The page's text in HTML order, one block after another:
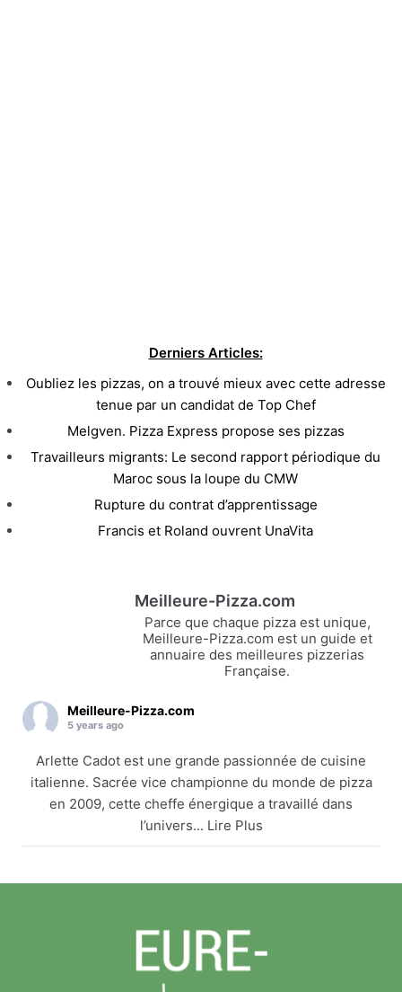
Derniers Articles:
Oubliez les pizzas, on a trouvé mieux avec cette adresse
tenue par un candidat de Top Chef
Melgven. Pizza Express propose ses pizzas
Travailleurs migrants: Le second rapport périodique du
Maroc sous la loupe du CMW
Rupture du contrat d’apprentissage
Francis et Roland ouvrent UnaVita
Meilleure-Pizza.com
Parce que chaque pizza est unique,
Meilleure-Pizza.com est un guide et
annuaire des meilleures pizzerias
Française.
Meilleure-Pizza.com
5 years ago
Arlette Cadot est une grande passionnée de cuisine
italienne. Sacrée vice championne du monde de pizza
en 2009, cette cheffe énergique a travaillé dans
l’univers... Lire Plus
meilleure-pizza.com
pizza en 2009, cette cheffe énergique a travaillé
dans l’univers... Lire Plus